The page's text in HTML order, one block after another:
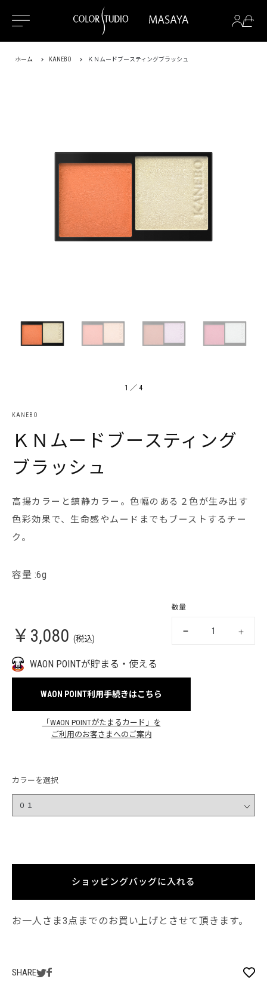
ホーム KANEBO ＫＮムードブースティングブラッシュ
1 ／ 4
KANEBO
ＫＮムードブースティング
ブラッシュ
高揚カラーと鎮静カラー。色幅のある２色が生み出す
色彩効果で、生命感やムードまでもブーストするチー
ク。
容量 :6g
￥3,080 (税込)
数量
WAON POINTが貯まる・使える
WAON POINT利用手続きはこちら
「WAON POINTがたまるカード」を
ご利用のお客さまへのご案内
カラーを選択
ショッピングバッグに入れる
お一人さま3点までのお買い上げとさせて頂きます。
SHARE